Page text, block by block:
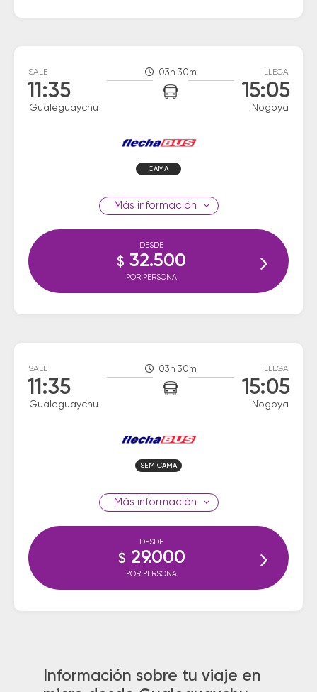
SALE
11:35
Gualeguaychu
03h 30m LLEGA
15:05
Nogoya
CAMA
información
DESDE
$ 32.500
POR PERSONA
SALE
11:35
Gualeguaychu
03h 30m LLEGA
15:05
Nogoya
SEMICAMA
información
DESDE
$ 29.000
POR PERSONA
Información sobre tu viaje en